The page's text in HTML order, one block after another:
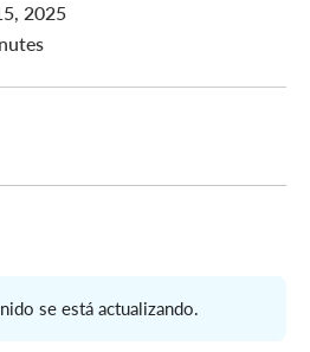
2025
se está actualizando.